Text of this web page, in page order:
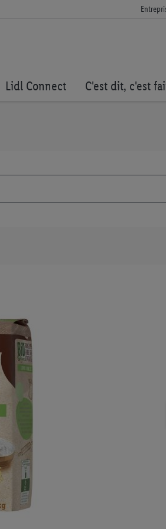
Lidl Connect C'est dit, c'est